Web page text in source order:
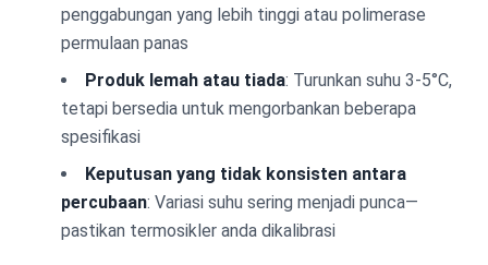
penggabungan yang lebih tinggi atau polimerase
permulaan panas
Produk lemah atau tiada: Turunkan suhu 3-5°C,
tetapi bersedia untuk mengorbankan beberapa
spesifikasi
Keputusan yang tidak konsisten antara
percubaan: Variasi suhu sering menjadi punca—
pastikan termosikler anda dikalibrasi